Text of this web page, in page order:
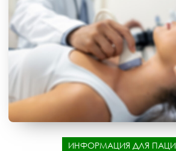
ИНФОРМАЦИЯ ДЛЯ